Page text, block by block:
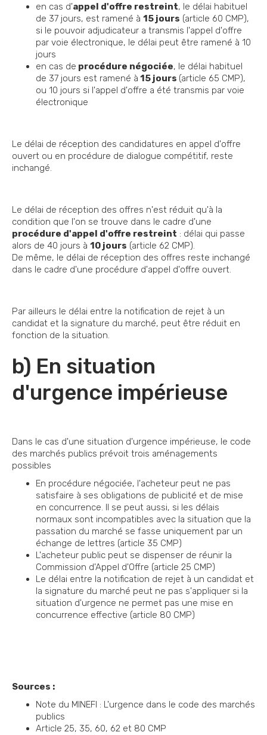
en cas d'appel d'offre restreint, le délai habituel
de 37 jours, est ramené à 15 jours (article 60 CMP),
si le pouvoir adjudicateur a transmis l'appel d'offre
par voie électronique, le délai peut être ramené à 10
jours
en cas de procédure négociée, le délai habituel
de 37 jours est ramené à 15 jours (article 65 CMP),
ou 10 jours si l'appel d'offre a été transmis par voie
électronique
Le délai de réception des candidatures en appel d'offre
ouvert ou en procédure de dialogue compétitif, reste
inchangé.
Le délai de réception des offres n'est réduit qu'à la
condition que l'on se trouve dans le cadre d'une
procédure d'appel d'offre restreint : délai qui passe
alors de 40 jours à 10 jours (article 62 CMP).
De même, le délai de réception des offres reste inchangé
dans le cadre d'une procédure d'appel d'offre ouvert.
Par ailleurs le délai entre la notification de rejet à un
candidat et la signature du marché, peut être réduit en
fonction de la situation.
b) En situation
d'urgence impérieuse
Dans le cas d'une situation d'urgence impérieuse, le code
des marchés publics prévoit trois aménagements
possibles
En procédure négociée, l'acheteur peut ne pas
satisfaire à ses obligations de publicité et de mise
en concurrence. Il se peut aussi, si les délais
normaux sont incompatibles avec la situation que la
passation du marché se fasse uniquement par un
échange de lettres (article 35 CMP)
L'acheteur public peut se dispenser de réunir la
Commission d'Appel d'Offre (article 25 CMP)
Le délai entre la notification de rejet à un candidat et
la signature du marché peut ne pas s'appliquer si la
situation d'urgence ne permet pas une mise en
concurrence effective (article 80 CMP)
Sources :
Note du MINEFI : L'urgence dans le code des marchés
publics
Article 25, 35, 60, 62 et 80 CMP